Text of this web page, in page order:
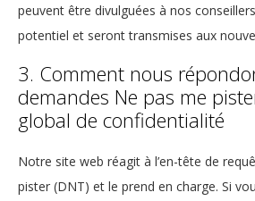
peuvent être divulguées à nos
potentiel et seront transmises aux
3. Comment nous
demandes Ne pas me
global de confidentialité
Notre site web réagit à l’en-tête de
pister (DNT) et le prend en charge. Si